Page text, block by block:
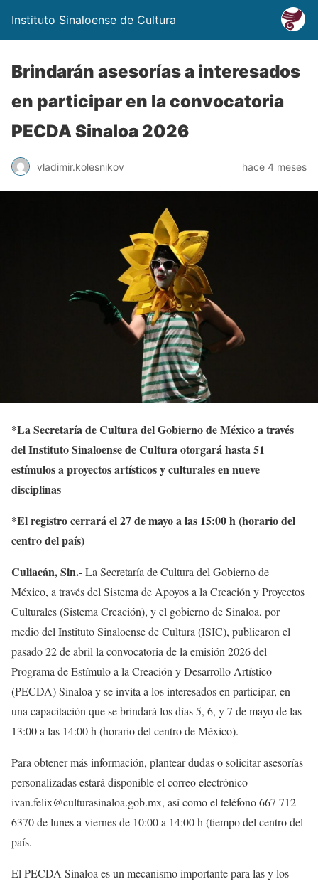
Instituto Sinaloense de Cultura
Brindarán asesorías a interesados
en participar en la convocatoria
PECDA Sinaloa 2026
vladimir.kolesnikov hace 4 meses
*La Secretaría de Cultura del Gobierno de México a través
del Instituto Sinaloense de Cultura otorgará hasta 51
estímulos a proyectos artísticos y culturales en nueve
disciplinas
*El registro cerrará el 27 de mayo a las 15:00 h (horario del
centro del país)
Culiacán, Sin.-La Secretaría de Cultura del Gobierno de
México, a través del Sistema de Apoyos a la Creación y Proyectos
Culturales (Sistema Creación), y el gobierno de Sinaloa, por
medio del Instituto Sinaloense de Cultura (ISIC), publicaron el
pasado 22 de abril la convocatoria de la emisión 2026 del
Programa de Estímulo a la Creación y Desarrollo Artístico
(PECDA) Sinaloa y se invita a los interesados en participar, en
una capacitación que se brindará los días 5, 6, y 7 de mayo de las
13:00 a las 14:00 h (horario del centro de México).
Para obtener más información, plantear dudas o solicitar asesorías
personalizadas estará disponible el correo electrónico
ivan.felix@culturasinaloa.gob.mx, así como el teléfono 667 712
6370 de lunes a viernes de 10:00 a 14:00 h (tiempo del centro del
país.
El PECDA Sinaloa es un mecanismo importante para las y los